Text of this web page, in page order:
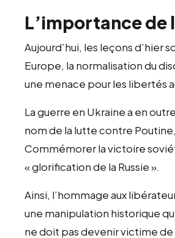
L’importance de
Aujourd’hui, les leçons d’hier
Europe, la normalisation du
une menace pour les libertés
La guerre en Ukraine a en
nom de la lutte contre
Commémorer la victoire
« glorification de la Russie ».
Ainsi, l’hommage aux
une manipulation historique
ne doit pas devenir victime